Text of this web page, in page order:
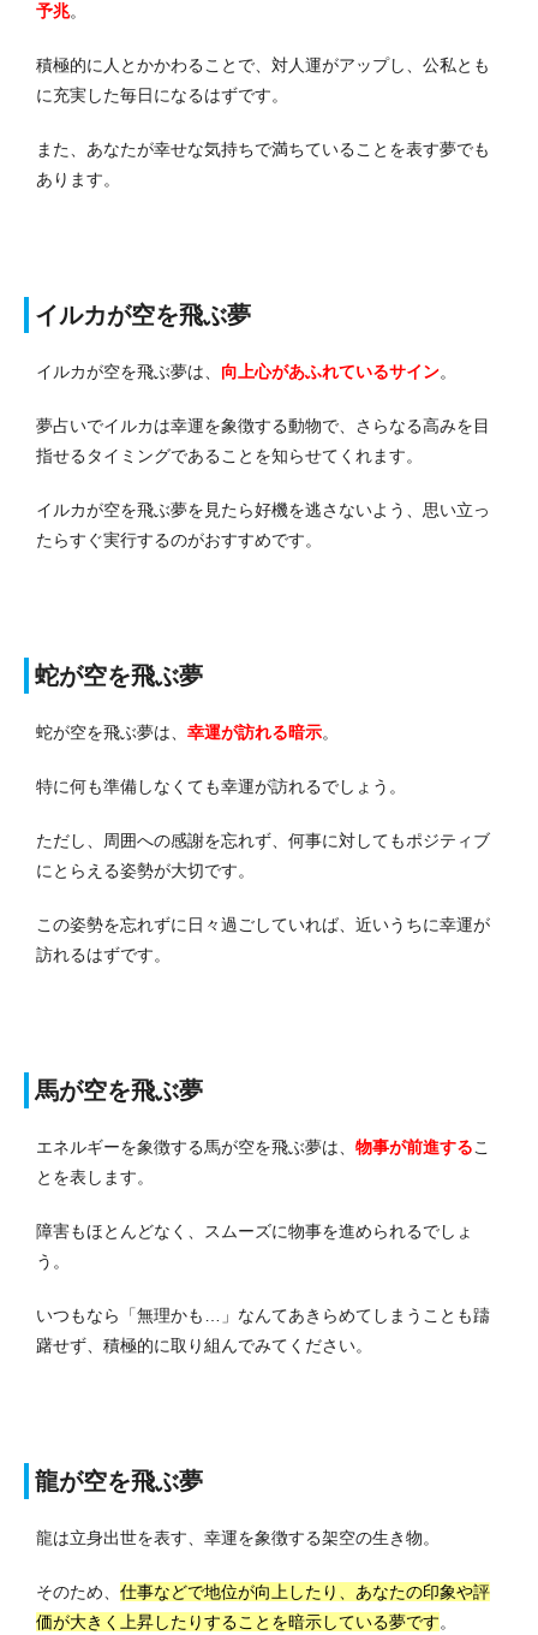
予兆。
積極的に人とかかわることで、対人運がアップし、公私とも
に充実した毎日になるはずです。
また、あなたが幸せな気持ちで満ちていることを表す夢でも
あります。
イルカが空を飛ぶ夢
イルカが空を飛ぶ夢は、 向上心があふれているサイン。
夢占いでイルカは幸運を象徴する動物で、さらなる高みを目
指せるタイミングであることを知らせてくれます。
イルカが空を飛ぶ夢を見たら好機を逃さないよう、思い立っ
たらすぐ実行するのがおすすめです。
蛇が空を飛ぶ夢
蛇が空を飛ぶ夢は、 幸運が訪れる暗示。
特に何も準備しなくても幸運が訪れるでしょう。
ただし、周囲への感謝を忘れず、何事に対してもポジティブ
にとらえる姿勢が大切です。
この姿勢を忘れずに日々過ごしていれば、近いうちに幸運が
訪れるはずです。
馬が空を飛ぶ夢
エネルギーを象徴する馬が空を飛ぶ夢は、 物事が前進するこ
とを表します。
障害もほとんどなく、スムーズに物事を進められるでしょ
う。
いつもなら「無理かも…」なんてあきらめてしまうことも躊
躇せず、積極的に取り組んでみてください。
龍が空を飛ぶ夢
龍は立身出世を表す、幸運を象徴する架空の生き物。
そのため、 仕事などで地位が向上したり、あなたの印象や評
価が大きく上昇したりすることを暗示している夢です。